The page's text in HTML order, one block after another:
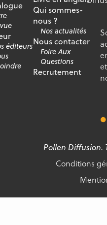
éditeurs
Qui sommes-
nous ?
Nos actualités
Nous contacter
Foire Aux
Questions
Recrutement
Pollen Diffusion.
Conditions